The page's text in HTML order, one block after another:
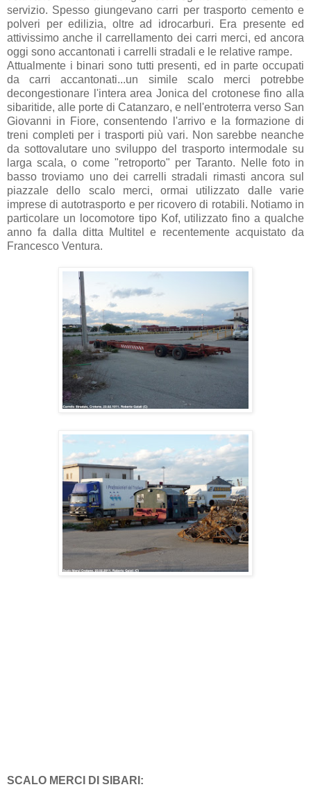
servizio. Spesso giungevano carri per trasporto cemento e
polveri per edilizia, oltre ad idrocarburi. Era presente ed
attivissimo anche il carrellamento dei carri merci, ed ancora
oggi sono accantonati i carrelli stradali e le relative rampe.
Attualmente i binari sono tutti presenti, ed in parte occupati
da carri accantonati...un simile scalo merci potrebbe
decongestionare l'intera area Jonica del crotonese fino alla
sibaritide, alle porte di Catanzaro, e nell'entroterra verso San
Giovanni in Fiore, consentendo l'arrivo e la formazione di
treni completi per i trasporti più vari. Non sarebbe neanche
da sottovalutare uno sviluppo del trasporto intermodale su
larga scala, o come "retroporto" per Taranto. Nelle foto in
basso troviamo uno dei carrelli stradali rimasti ancora sul
piazzale dello scalo merci, ormai utilizzato dalle varie
imprese di autotrasporto e per ricovero di rotabili. Notiamo in
particolare un locomotore tipo Kof, utilizzato fino a qualche
anno fa dalla ditta Multitel e recentemente acquistato da
Francesco Ventura.
SCALO MERCI DI SIBARI: